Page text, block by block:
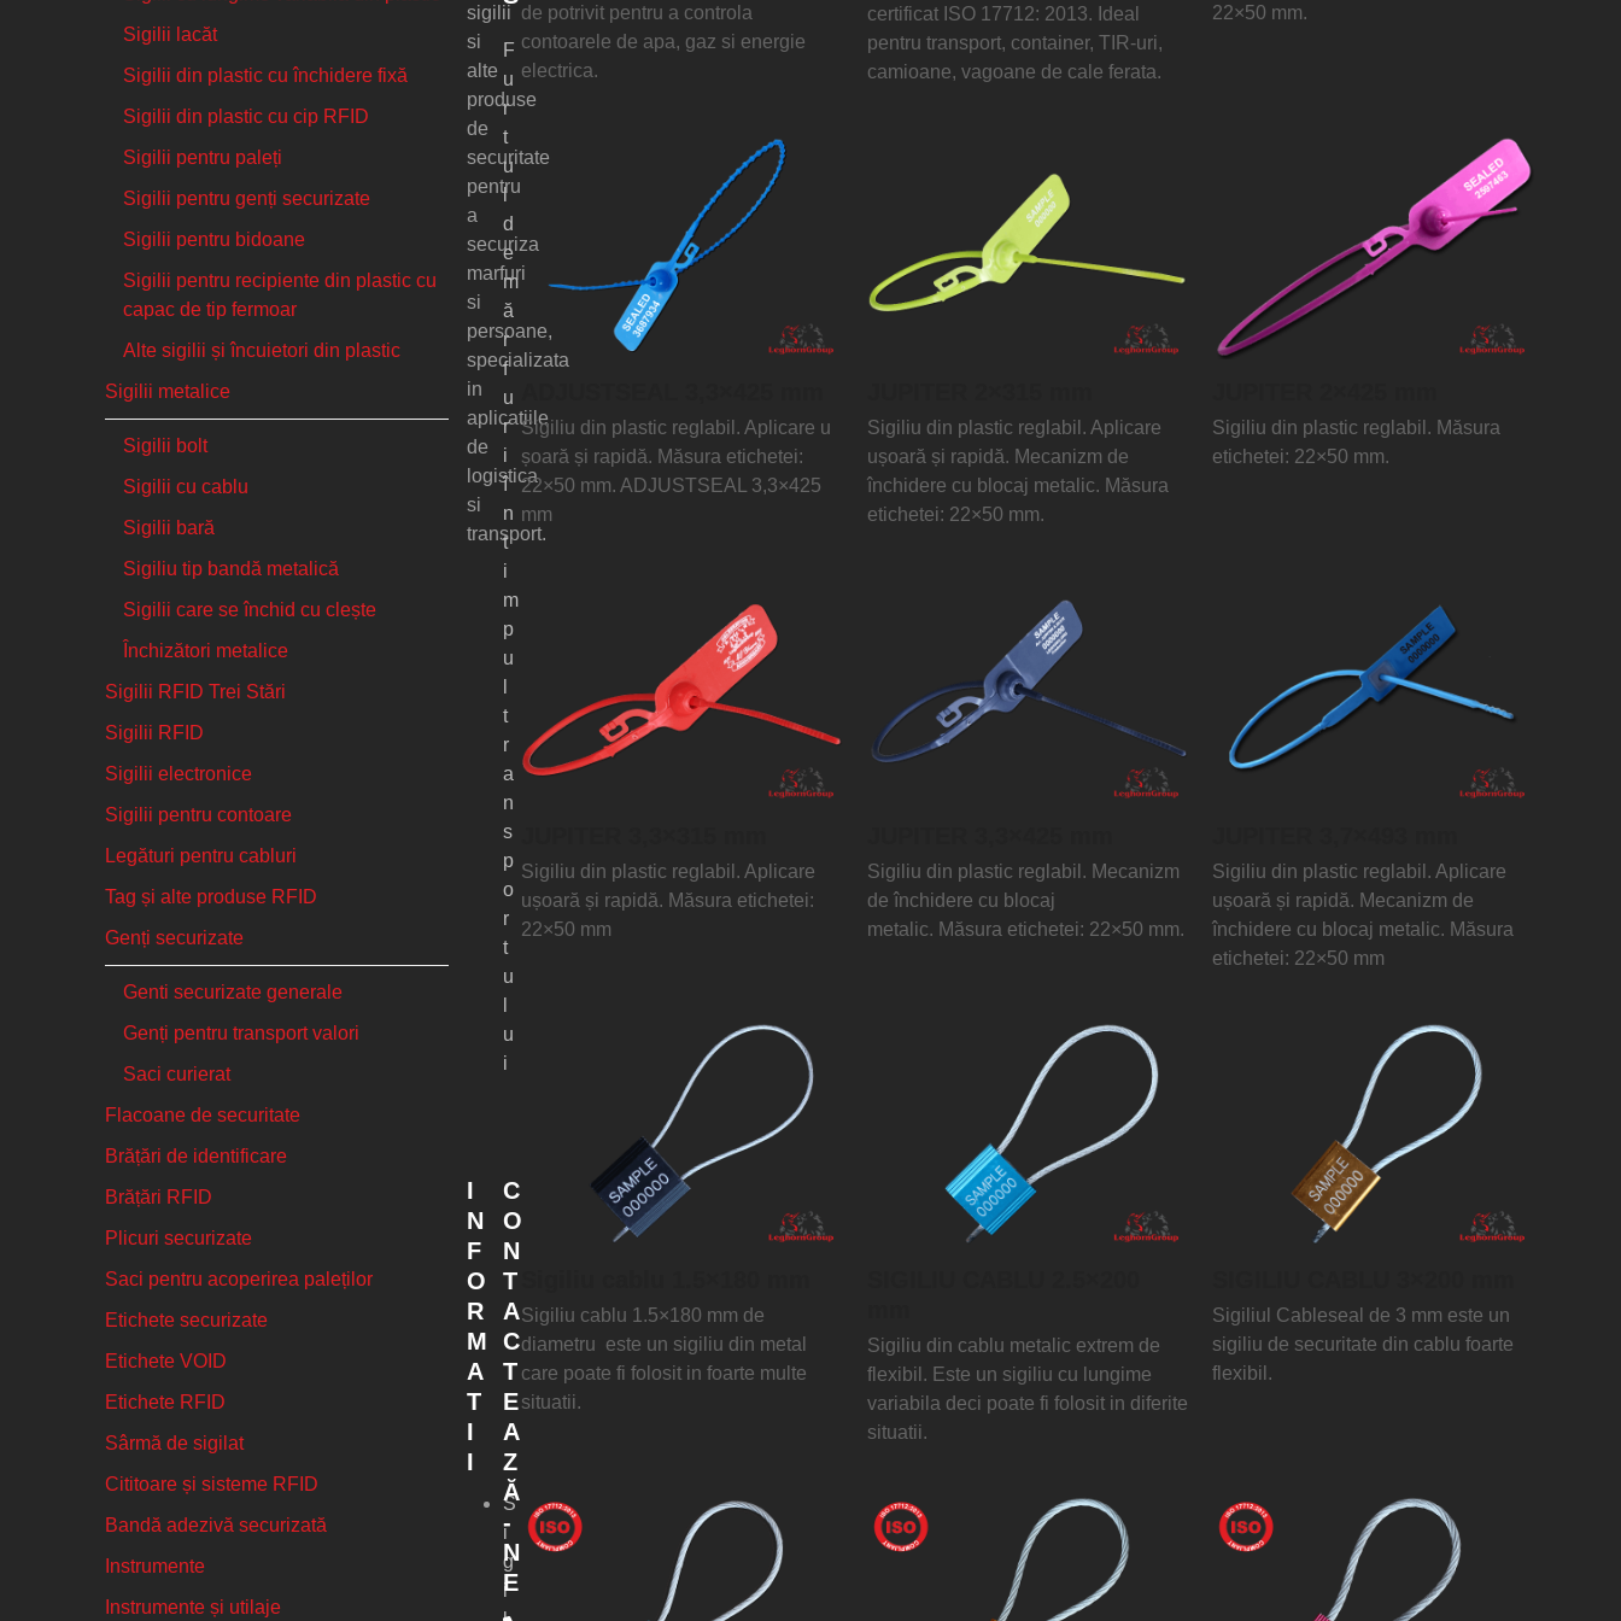
de potrivit pentru a controla
contoarele de apa, gaz si energie
electrica.
certificat ISO 17712: 2013. Ideal
pentru transport, container, TIR-uri,
camioane, vagoane de cale ferata.
22×50 mm.
Sigiliu din plastic reglabil. Aplicare u
șoară și rapidă. Măsura etichetei:
22×50 mm. ADJUSTSEAL 3,3×425
mm
Sigiliu din plastic reglabil. Aplicare
ușoară și rapidă. Mecanizm de
închidere cu blocaj metalic. Măsura
etichetei: 22×50 mm.
Sigiliu din plastic reglabil. Măsura
etichetei: 22×50 mm.
Sigiliu din plastic reglabil. Aplicare
ușoară și rapidă. Măsura etichetei:
22×50 mm
Sigiliu din plastic reglabil. Mecanizm
de închidere cu blocaj
metalic. Măsura etichetei: 22×50 mm.
Sigiliu din plastic reglabil. Aplicare
ușoară și rapidă. Mecanizm de
închidere cu blocaj metalic. Măsura
etichetei: 22×50 mm
Sigiliu cablu 1.5×180 mm de
diametru este un sigiliu din metal
care poate fi folosit in foarte multe
situatii.
Sigiliu din cablu metalic extrem de
flexibil. Este un sigiliu cu lungime
variabila deci poate fi folosit in diferite
situatii.
Sigiliul Cableseal de 3 mm este un
sigiliu de securitate din cablu foarte
flexibil.
Sigilii lacăt
Sigilii din plastic cu închidere fixă
Sigilii din plastic cu cip RFID
Sigilii pentru paleți
Sigilii pentru genți securizate
Sigilii pentru bidoane
Sigilii pentru recipiente din plastic cu
capac de tip fermoar
Alte sigilii și încuietori din plastic
Sigilii metalice
Sigilii bolt
Sigilii cu cablu
Sigilii bară
Sigiliu tip bandă metalică
Sigilii care se închid cu clește
Închizători metalice
Sigilii RFID Trei Stări
Sigilii RFID
Sigilii electronice
Sigilii pentru contoare
Legături pentru cabluri
Tag și alte produse RFID
Genți securizate
Genti securizate generale
Genți pentru transport valori
Saci curierat
Flacoane de securitate
Brățări de identificare
Brățări RFID
Plicuri securizate
Saci pentru acoperirea paleților
Etichete securizate
Etichete VOID
Etichete RFID
Sârmă de sigilat
Cititoare și sisteme RFID
Bandă adezivă securizată
Instrumente
Instrumente și utilaje
sigilii
si
alte
produse
de
securitate
pentru
a
securiza
marfuri
si
persoane,
specializata
in
aplicatiile
de
logistica
si
transport.
F
u
r
t
u
l
d
e
m
ă
r
f
u
r
i
î
n
t
i
m
p
u
t
r
a
n
s
p
o
r
t
u
u
i
I
N
F
O
R
M
A
T
I
I
S
i
g
i
C
O
N
T
A
C
T
E
A
Z
Ă
-
N
E